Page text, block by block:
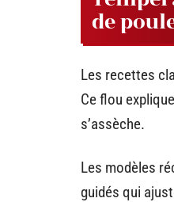
de
Les recettes
Ce flou
s’assèche.
Les modèles
guidés qui